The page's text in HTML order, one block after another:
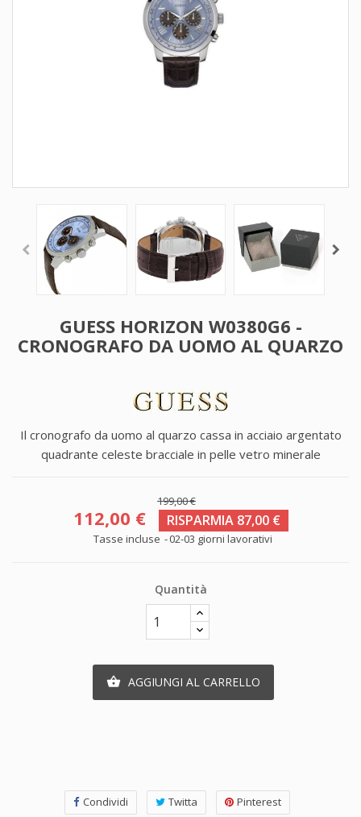
GUESS HORIZON W0380G6 -
CRONOGRAFO DA UOMO AL QUARZO
Il cronografo da uomo al quarzo cassa in acciaio argentato
quadrante celeste bracciale in pelle vetro minerale
199,00 €
112,00 € RISPARMIA 87,00 €
Tasse incluse 02-03 giorni lavorativi
Quantità
 AGGIUNGI AL CARRELLO
Condividi Twitta Pinterest